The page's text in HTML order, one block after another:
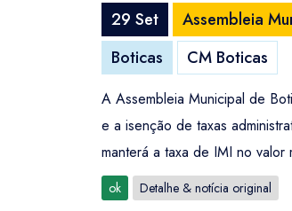
29 Set
Assembleia
Boticas
CM Boticas
A Assembleia Municipal de
e a isenção de taxas
manterá a taxa de IMI no
ok Detalhe & notícia original